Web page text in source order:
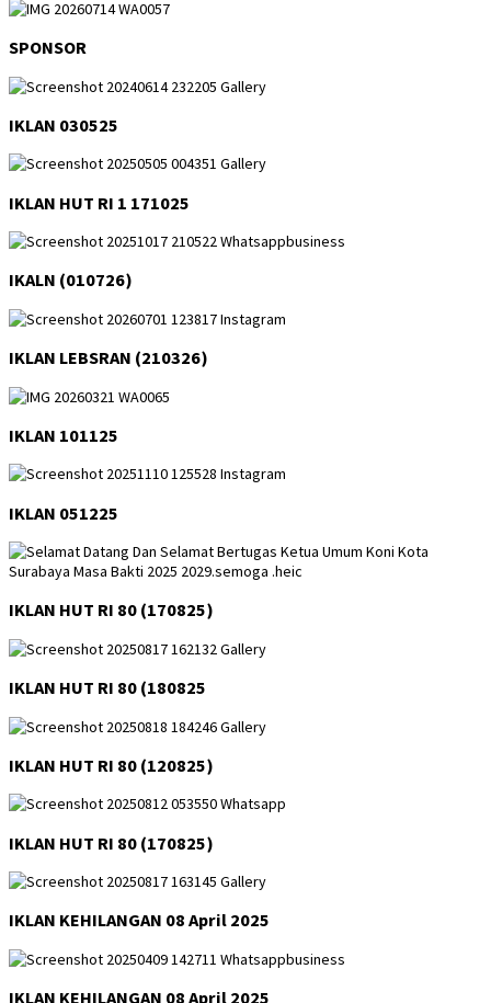
SPONSOR
IKLAN 030525
IKLAN HUT RI 1 171025
IKALN (010726)
IKLAN LEBSRAN (210326)
IKLAN 101125
IKLAN 051225
IKLAN HUT RI 80 (170825)
IKLAN HUT RI 80 (180825
IKLAN HUT RI 80 (120825)
IKLAN HUT RI 80 (170825)
IKLAN KEHILANGAN 08 April 2025
IKLAN KEHILANGAN 08 April 2025